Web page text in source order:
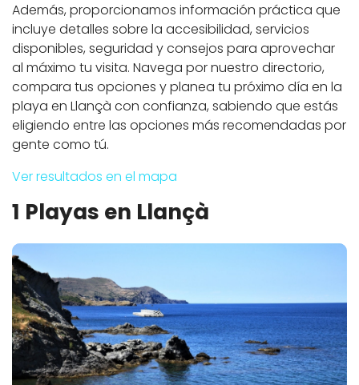
Además, proporcionamos información práctica que
incluye detalles sobre la accesibilidad, servicios
disponibles, seguridad y consejos para aprovechar
al máximo tu visita. Navega por nuestro directorio,
compara tus opciones y planea tu próximo día en la
playa en Llançà con confianza, sabiendo que estás
eligiendo entre las opciones más recomendadas por
gente como tú.
Ver resultados en el mapa
1 Playas en Llançà